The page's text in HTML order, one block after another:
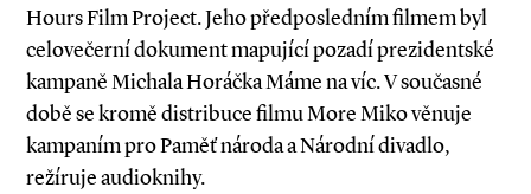
Hours Film Project. Jeho předposledním filmem byl
celovečerní dokument mapující pozadí prezidentské
kampaně Michala Horáčka Máme na víc. V současné
době se kromě distribuce filmu More Miko věnuje
kampaním pro Paměť národa a Národní divadlo,
režíruje audioknihy.